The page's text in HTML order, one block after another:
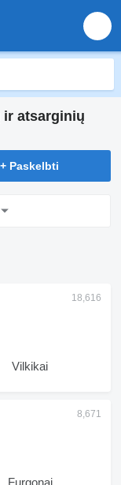
ir atsarginių
+ Paskelbti
Vilkikai
Furgonai